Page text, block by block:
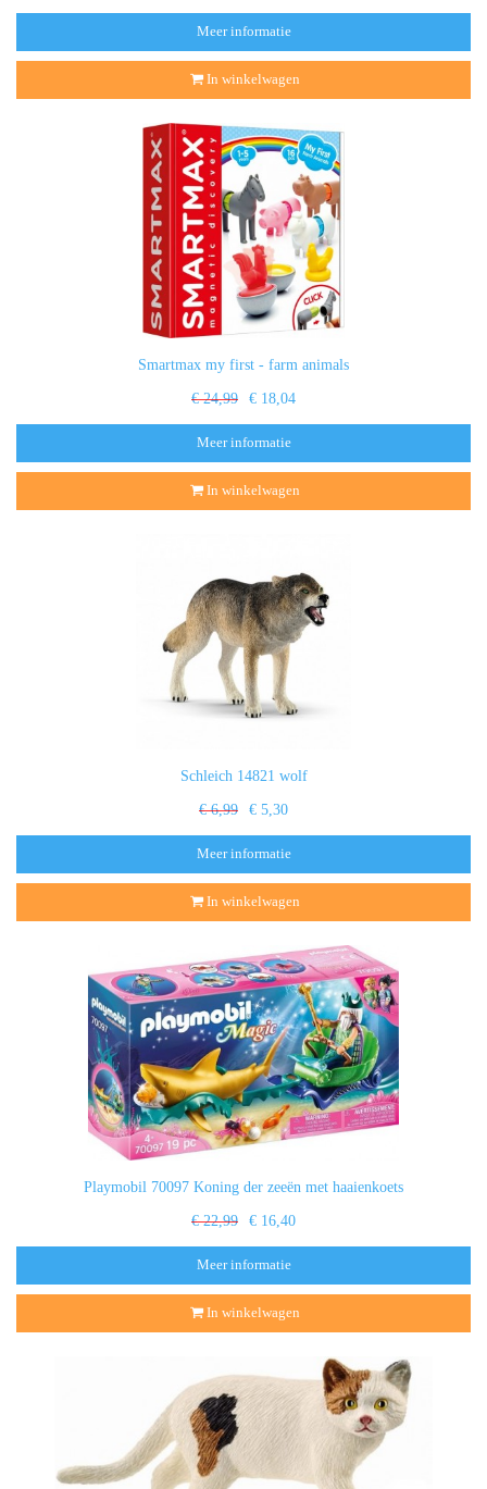
Meer informatie
In winkelwagen
Smartmax my first - farm animals
€ 24,99 € 18,04
Meer informatie
In winkelwagen
Schleich 14821 wolf
€ 6,99 € 5,30
Meer informatie
In winkelwagen
Playmobil 70097 Koning der zeeën met haaienkoets
€ 22,99 € 16,40
Meer informatie
In winkelwagen